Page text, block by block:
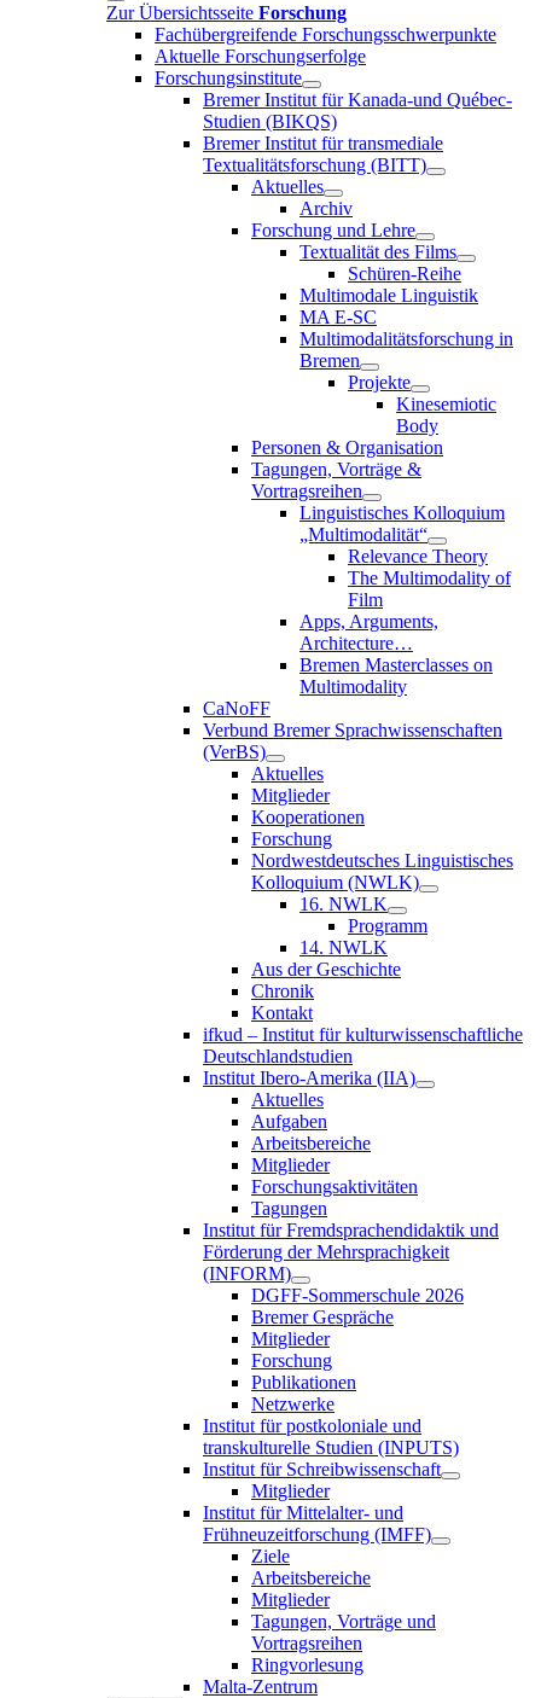
Zur Übersichtsseite Forschung
Fachübergreifende Forschungsschwerpunkte
Aktuelle Forschungserfolge
Forschungsinstitute
Bremer Institut für Kanada-und Québec-
Studien (BIKQS)
Bremer Institut für transmediale
Textualitätsforschung (BITT)
Aktuelles
Archiv
Forschung und Lehre
Textualität des Films
Schüren-Reihe
Multimodale Linguistik
MA E-SC
Multimodalitätsforschung in
Bremen
Projekte
Kinesemiotic
Body
Personen & Organisation
Tagungen, Vorträge &
Vortragsreihen
Linguistisches Kolloquium
„Multimodalität“
Relevance Theory
The Multimodality of
Film
Apps, Arguments,
Architecture…
Bremen Masterclasses on
Multimodality
CaNoFF
Verbund Bremer Sprachwissenschaften
(VerBS)
Aktuelles
Mitglieder
Kooperationen
Forschung
Nordwestdeutsches Linguistisches
Kolloquium (NWLK)
16. NWLK
Programm
14. NWLK
Aus der Geschichte
Chronik
Kontakt
ifkud – Institut für kulturwissenschaftliche
Deutschlandstudien
Institut Ibero-Amerika (IIA)
Aktuelles
Aufgaben
Arbeitsbereiche
Mitglieder
Forschungsaktivitäten
Tagungen
Institut für Fremdsprachendidaktik und
Förderung der Mehrsprachigkeit
(INFORM)
DGFF-Sommerschule 2026
Bremer Gespräche
Mitglieder
Forschung
Publikationen
Netzwerke
Institut für postkoloniale und
transkulturelle Studien (INPUTS)
Institut für Schreibwissenschaft
Mitglieder
Institut für Mittelalter- und
Frühneuzeitforschung (IMFF)
Ziele
Arbeitsbereiche
Mitglieder
Tagungen, Vorträge und
Vortragsreihen
Ringvorlesung
Malta-Zentrum